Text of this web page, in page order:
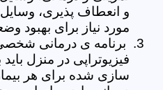
و انعطاف پذیری،
مورد نیاز برای بهبود
برنامه ی درمانی
فیزیوتراپی در منزل
سازی شده برای هر